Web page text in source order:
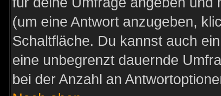
(um eine Antwort anzugeben,
Schaltfläche. Du kannst auch
eine unbegrenzt dauernde
bei der Anzahl an